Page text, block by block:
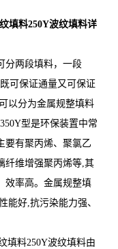
填料250Y波纹填料详
分两段填料，一段
可保证通量又可保证
以分为金属规整填料
型是环保装置中常
要有聚丙烯、聚氯乙
纤维增强聚丙烯等,其
率高。 金属规整填
能好,抗污染能力强、
填料250Y波纹填料由